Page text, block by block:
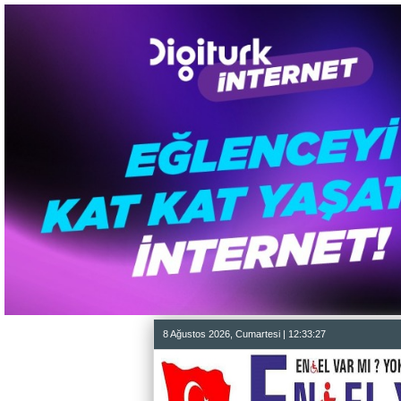
8 Ağustos 2026, Cumartesi | 12:33:28